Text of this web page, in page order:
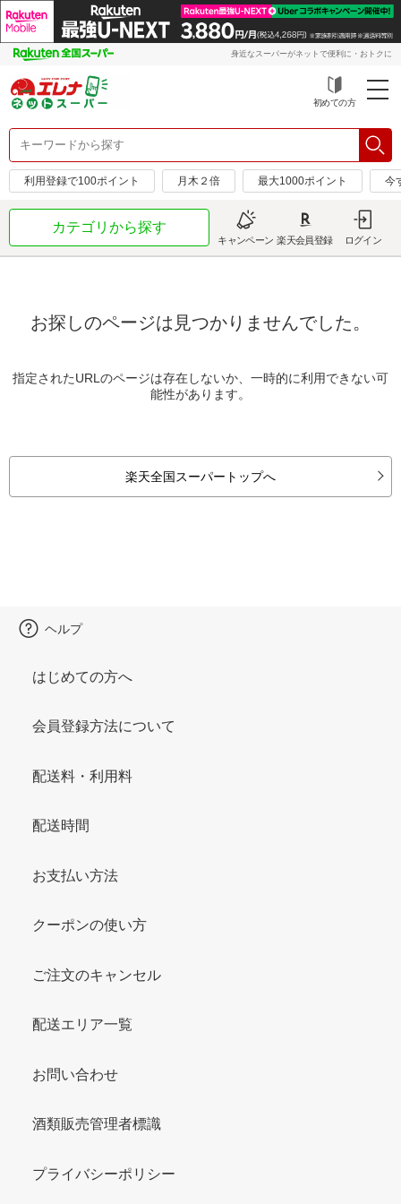
身近なスーパーがネットで便利に・おトクに
初めての方
利用登録で100ポイント 月木２倍 最大1000ポイント 今
カテゴリから探す
キャンペーン 楽天会員登録 ログイン
お探しのページは見つかりませんでした。
指定されたURLのページは存在しないか、一時的に利用できない可
能性があります。
楽天全国スーパートップへ
ヘルプ
はじめての方へ
会員登録方法について
配送料・利用料
配送時間
お支払い方法
クーポンの使い方
ご注文のキャンセル
配送エリア一覧
お問い合わせ
酒類販売管理者標識
プライバシーポリシー